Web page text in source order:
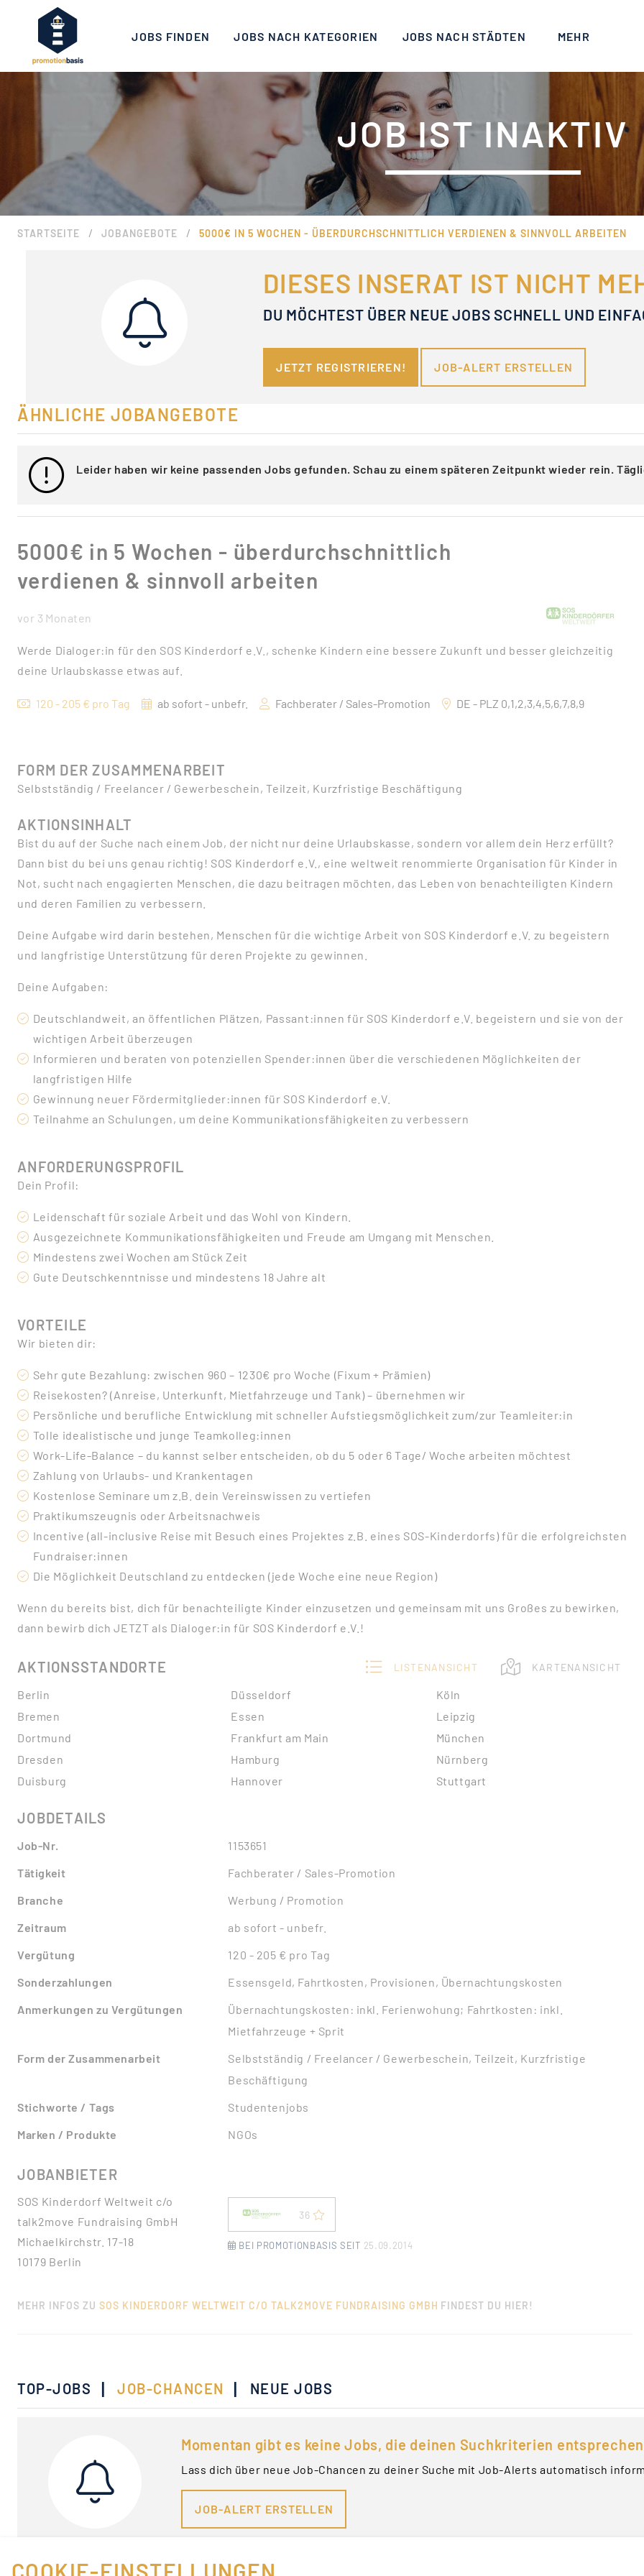
JOBS FINDEN JOBS NACH KATEGORIEN JOBS NACH STÄDTEN MEHR
JOB IST INAKTIV
STARTSEITE / JOBANGEBOTE / 5000€ IN 5 WOCHEN - ÜBERDURCHSCHNITTLICH VERDIENEN & SINNVOLL ARBEITEN
DIESES INSERAT IST NICHT
DU MÖCHTEST ÜBER NEUE JOBS SCHNELL UND
JETZT REGISTRIEREN! JOB-ALERT ERSTELLEN
ÄHNLICHE JOBANGEBOTE
Leider haben wir keine passenden Jobs gefunden. Schau zu einem späteren Zeitpunkt wieder rein.
5000€ in 5 Wochen - überdurchschnittlich
verdienen & sinnvoll arbeiten
vor 3 Monaten
Werde Dialoger:in für den SOS Kinderdorf e.V., schenke Kindern eine bessere Zukunft und besser gleichzeitig
deine Urlaubskasse etwas auf.
120 - 205 € pro Tag ab sofort - unbefr. Fachberater / Sales-Promotion DE - PLZ 0,1,2,3,4,5,6,7,8,9
FORM DER ZUSAMMENARBEIT
Selbstständig / Freelancer / Gewerbeschein, Teilzeit, Kurzfristige Beschäftigung
AKTIONSINHALT
Bist du auf der Suche nach einem Job, der nicht nur deine Urlaubskasse, sondern vor allem dein Herz erfüllt?
Dann bist du bei uns genau richtig! SOS Kinderdorf e.V., eine weltweit renommierte Organisation für Kinder in
Not, sucht nach engagierten Menschen, die dazu beitragen möchten, das Leben von benachteiligten Kindern
und deren Familien zu verbessern.
Deine Aufgabe wird darin bestehen, Menschen für die wichtige Arbeit von SOS Kinderdorf e.V. zu begeistern
und langfristige Unterstützung für deren Projekte zu gewinnen.
Deine Aufgaben:
Deutschlandweit, an öffentlichen Plätzen, Passant:innen für SOS Kinderdorf e.V. begeistern und sie von der
wichtigen Arbeit überzeugen
Informieren und beraten von potenziellen Spender:innen über die verschiedenen Möglichkeiten der
langfristigen Hilfe
Gewinnung neuer Fördermitglieder:innen für SOS Kinderdorf e.V.
Teilnahme an Schulungen, um deine Kommunikationsfähigkeiten zu verbessern
ANFORDERUNGSPROFIL
Dein Profil:
Leidenschaft für soziale Arbeit und das Wohl von Kindern.
Ausgezeichnete Kommunikationsfähigkeiten und Freude am Umgang mit Menschen.
Mindestens zwei Wochen am Stück Zeit
Gute Deutschkenntnisse und mindestens 18 Jahre alt
VORTEILE
Wir bieten dir:
Sehr gute Bezahlung: zwischen 960 – 1230€ pro Woche (Fixum + Prämien)
Reisekosten? (Anreise, Unterkunft, Mietfahrzeuge und Tank) – übernehmen wir
Persönliche und berufliche Entwicklung mit schneller Aufstiegsmöglichkeit zum/zur Teamleiter:in
Tolle idealistische und junge Teamkolleg:innen
Work-Life-Balance – du kannst selber entscheiden, ob du 5 oder 6 Tage/ Woche arbeiten möchtest
Zahlung von Urlaubs- und Krankentagen
Kostenlose Seminare um z.B. dein Vereinswissen zu vertiefen
Praktikumszeugnis oder Arbeitsnachweis
Incentive (all-inclusive Reise mit Besuch eines Projektes z.B. eines SOS-Kinderdorfs) für die erfolgreichsten
Fundraiser:innen
Die Möglichkeit Deutschland zu entdecken (jede Woche eine neue Region)
Wenn du bereits bist, dich für benachteiligte Kinder einzusetzen und gemeinsam mit uns Großes zu bewirken,
dann bewirb dich JETZT als Dialoger:in für SOS Kinderdorf e.V.!
AKTIONSSTANDORTE LISTENANSICHT KARTENANSICHT
Berlin
Bremen
Dortmund
Dresden
Duisburg
Düsseldorf
Essen
Frankfurt am Main
Hamburg
Hannover
Köln
Leipzig
München
Nürnberg
Stuttgart
JOBDETAILS
Job-Nr.
1153651
Tätigkeit
Fachberater / Sales-Promotion
Branche
Werbung / Promotion
Zeitraum
ab sofort - unbefr.
Vergütung
120 - 205 € pro Tag
Sonderzahlungen
Essensgeld, Fahrtkosten, Provisionen, Übernachtungskosten
Anmerkungen zu Vergütungen
Übernachtungskosten: inkl. Ferienwohung; Fahrtkosten: inkl.
Mietfahrzeuge + Sprit
Form der Zusammenarbeit
Selbstständig / Freelancer / Gewerbeschein, Teilzeit, Kurzfristige
Beschäftigung
Stichworte / Tags
Studentenjobs
Marken / Produkte
NGOs
JOBANBIETER
SOS Kinderdorf Weltweit c/o
talk2move Fundraising GmbH
Michaelkirchstr. 17-18
10179 Berlin
36
BEI PROMOTIONBASIS SEIT 25.09.2014
MEHR INFOS ZU SOS KINDERDORF WELTWEIT C/O TALK2MOVE FUNDRAISING GMBH FINDEST DU HIER!
TOP-JOBS | JOB-CHANCEN | NEUE JOBS
Momentan gibt es keine Jobs, die deinen Suchkriterien
Lass dich über neue Job-Chancen zu deiner Suche mit Job-Alerts automatisch
JOB-ALERT ERSTELLEN